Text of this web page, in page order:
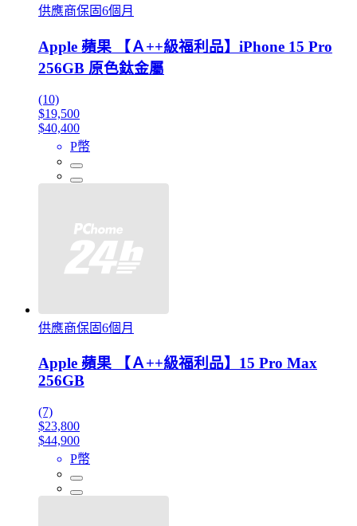
供應商保固6個月
Apple 蘋果 【Ａ++級福利品】iPhone 15 Pro
256GB 原色鈦金屬
(10)
$19,500
$40,400
P幣
供應商保固6個月
Apple 蘋果 【Ａ++級福利品】15 Pro Max
256GB
(7)
$23,800
$44,900
P幣